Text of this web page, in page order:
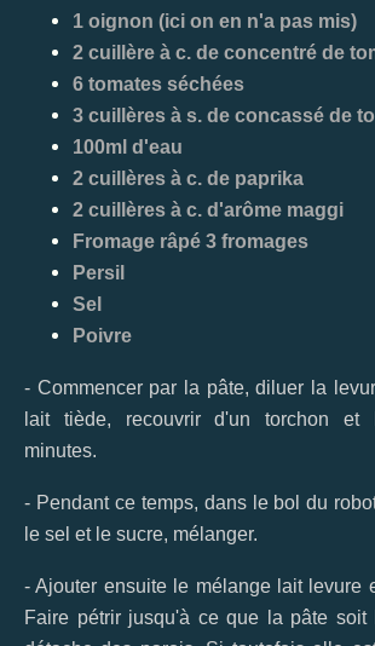
1 oignon (ici on en n'a pas mis)
2 cuillère à c. de concentré de
6 tomates séchées
3 cuillères à s. de concassé de
100ml d'eau
2 cuillères à c. de paprika
2 cuillères à c. d'arôme maggi
Fromage râpé 3 fromages
Persil
Sel
Poivre
- Commencer par la pâte, diluer la
lait tiède, recouvrir d'un torchon et
minutes.
- Pendant ce temps, dans le bol du
le sel et le sucre, mélanger.
- Ajouter ensuite le mélange lait levure
Faire pétrir jusqu'à ce que la pâte soit